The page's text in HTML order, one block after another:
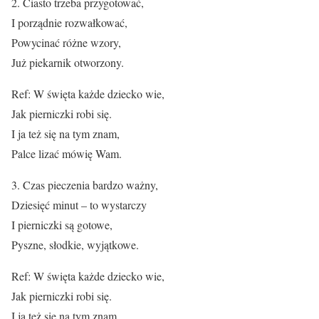
I porządnie rozwałkować,
Powycinać różne wzory,
Już piekarnik otworzony.
Ref: W święta każde dziecko wie,
Jak pierniczki robi się.
I ja też się na tym znam,
Palce lizać mówię Wam.
3. Czas pieczenia bardzo ważny,
Dziesięć minut – to wystarczy
I pierniczki są gotowe,
Pyszne, słodkie, wyjątkowe.
Ref: W święta każde dziecko wie,
Jak pierniczki robi się.
I ja też się na tym znam,